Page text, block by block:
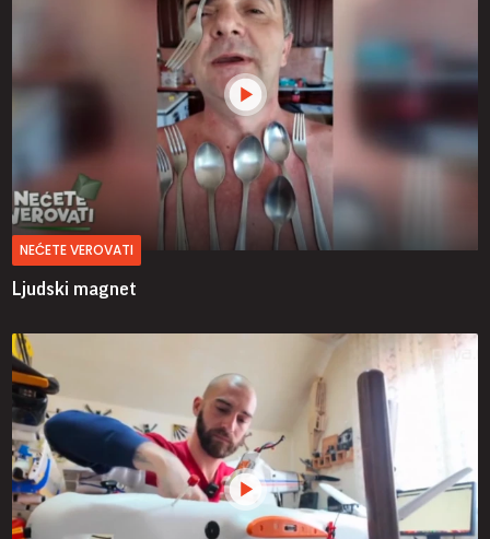
NEĆETE VEROVATI
Ljudski magnet